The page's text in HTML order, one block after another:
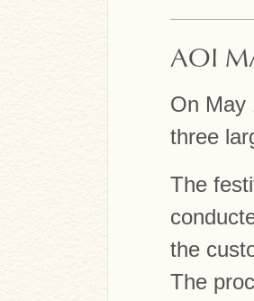
AOI
On May
three
The
the
The